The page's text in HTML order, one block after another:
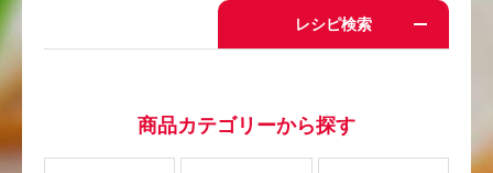
レシピ検索
商品カテゴリーから探す